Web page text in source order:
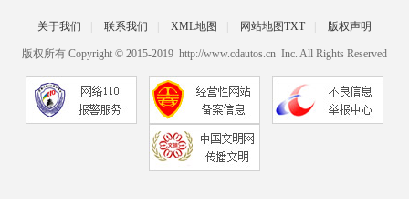
关于我们 联系我们 XML地图 网站地图TXT 版权声明
版权所有 Copyright © 2015-2019 http://www.cdautos.cn Inc. All Rights Reserved